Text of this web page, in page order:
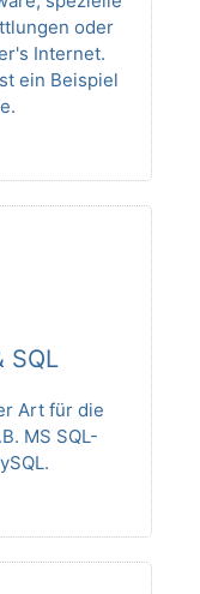
oder
Internet.
ein Beispiel
SQL
Art für die
MS SQL-